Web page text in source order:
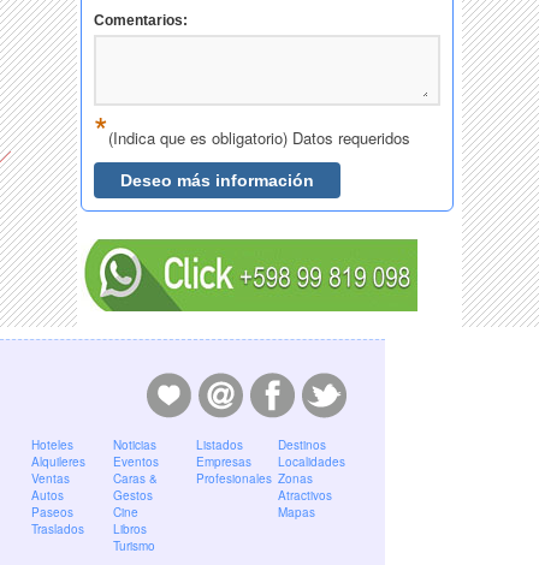
Hoteles
Alquileres
Ventas
Autos
Paseos
Traslados
Noticias
Eventos
Caras &
Gestos
Cine
Libros
Turismo
Listados
Empresas
Profesionales
Destinos
Localidades
Zonas
Atractivos
Mapas